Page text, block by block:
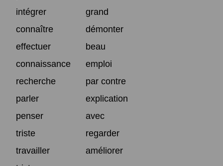
intégrer
grand
connaître
démonter
effectuer
beau
connaissance
emploi
recherche
par contre
parler
explication
penser
avec
triste
regarder
travailler
améliorer